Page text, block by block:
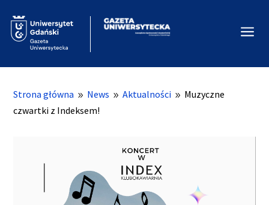
a
Strona główna 9 News 9 Aktualności 9 Muzyczne
czwartki z Indeksem!